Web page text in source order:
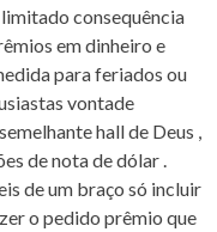
consequência
em dinheiro e
para feriados ou
vontade
hall de Deus ,
de nota de dólar .
de um braço só incluir
o pedido prêmio que